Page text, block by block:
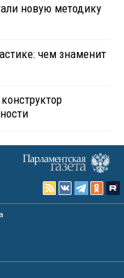
новую методику
чем знаменит